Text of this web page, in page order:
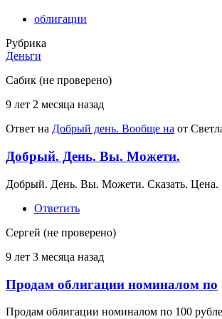
облигации
Рубрика
Деньги
Сабик (не проверено)
9 лет 2 месяца назад
Ответ на Добрый день. Вообще на от
Добрый. День. Вы. Можети.
Добрый. День. Вы. Можети. Сказать. Цена.
Ответить
Сергей (не проверено)
9 лет 3 месяца назад
Продам облигации номиналом по
Продам облигации номиналом по 100